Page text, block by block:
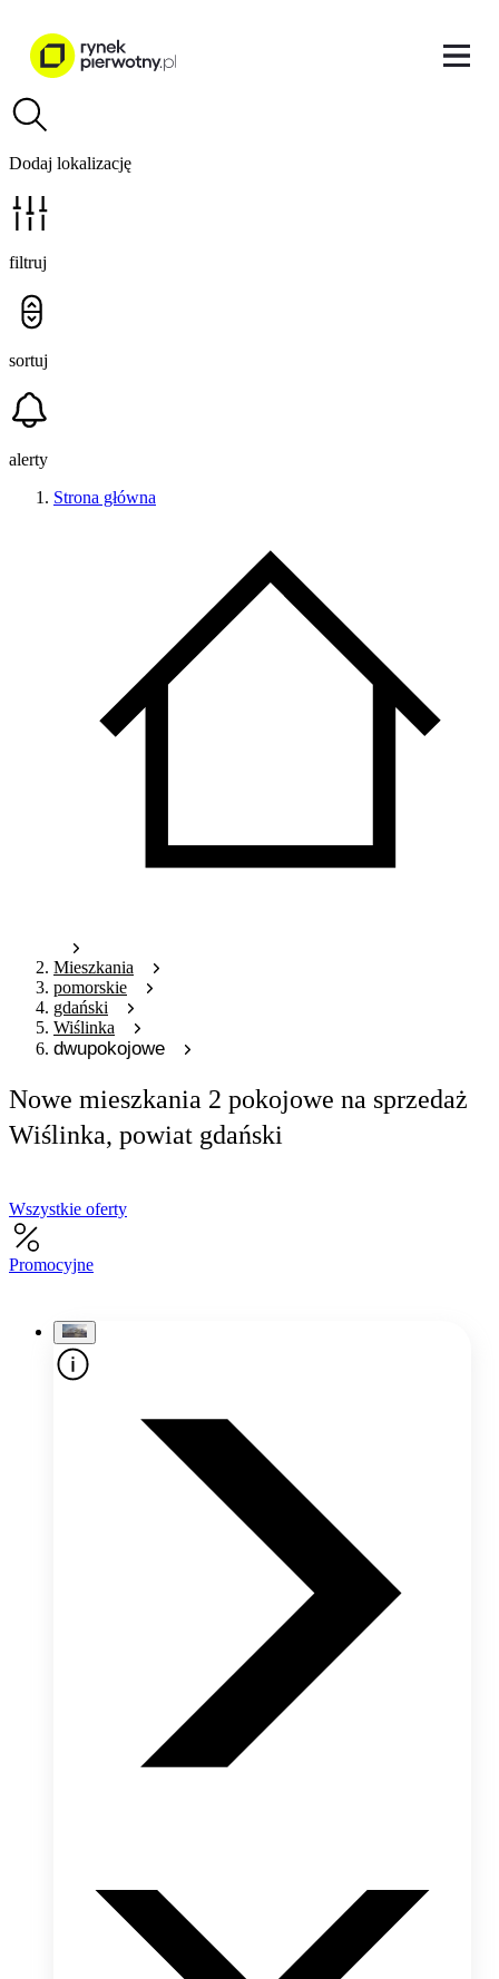
Dodaj lokalizację
filtruj
sortuj
alerty
Strona główna
Mieszkania
pomorskie
gdański
Wiślinka
dwupokojowe
Nowe mieszkania 2 pokojowe na sprzedaż
Wiślinka, powiat gdański
Wszystkie oferty
Promocyjne